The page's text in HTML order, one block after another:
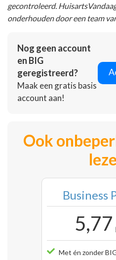
gecontroleerd.
onderhouden door een team
Nog geen account
en BIG
geregistreerd?
Maak een gratis basis
account aan!
Ook
Business
5,77
Met én zonder